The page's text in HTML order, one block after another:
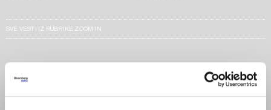
SVE VESTI IZ RUBRIKE ZOOM IN
Businessweek Adria
Korisnici GLP-1 lijekova mršave,